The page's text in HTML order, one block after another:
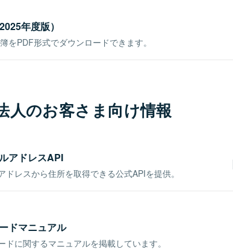
年度版）
をPDF形式でダウンロードできます。
人のお客さま向け情報
アドレスAPI
ドレスから住所を取得できる公式APIを提供。
ドマニュアル
ドに関するマニュアルを掲載しています。